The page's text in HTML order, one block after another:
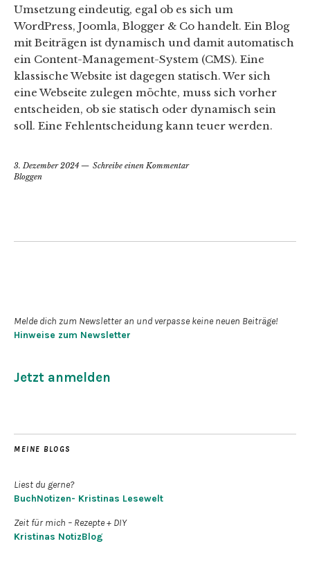
Umsetzung eindeutig, egal ob es sich um
WordPress, Joomla, Blogger & Co handelt. Ein Blog
mit Beiträgen ist dynamisch und damit automatisch
ein Content-Management-System (CMS). Eine
klassische Website ist dagegen statisch. Wer sich
eine Webseite zulegen möchte, muss sich vorher
entscheiden, ob sie statisch oder dynamisch sein
soll. Eine Fehlentscheidung kann teuer werden.
3. Dezember 2024
Schreibe einen Kommentar
Bloggen
Melde dich zum Newsletter an und verpasse keine neuen Beiträge!
Hinweise zum Newsletter
Jetzt anmelden
MEINE BLOGS
Liest du gerne?
BuchNotizen- Kristinas Lesewelt
Zeit für mich – Rezepte + DIY
Kristinas NotizBlog